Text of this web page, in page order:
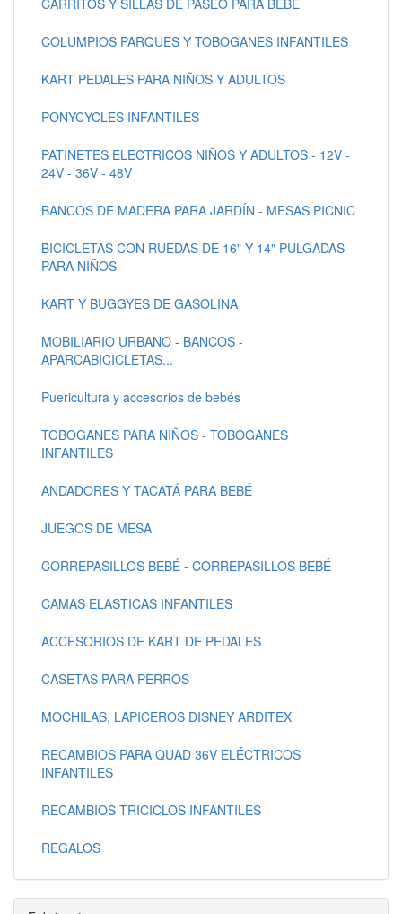
CARRITOS Y SILLAS DE PASEO PARA BEBÉ
COLUMPIOS PARQUES Y TOBOGANES INFANTILES
KART PEDALES PARA NIÑOS Y ADULTOS
PONYCYCLES INFANTILES
PATINETES ELECTRICOS NIÑOS Y ADULTOS - 12V -
24V - 36V - 48V
BANCOS DE MADERA PARA JARDÍN - MESAS PICNIC
BICICLETAS CON RUEDAS DE 16" Y 14" PULGADAS
PARA NIÑOS
KART Y BUGGYES DE GASOLINA
MOBILIARIO URBANO - BANCOS -
APARCABICICLETAS...
Puericultura y accesorios de bebés
TOBOGANES PARA NIÑOS - TOBOGANES
INFANTILES
ANDADORES Y TACATÁ PARA BEBÉ
JUEGOS DE MESA
CORREPASILLOS BEBÉ - CORREPASILLOS BEBÉ
CAMAS ELASTICAS INFANTILES
ACCESORIOS DE KART DE PEDALES
CASETAS PARA PERROS
MOCHILAS, LAPICEROS DISNEY ARDITEX
RECAMBIOS PARA QUAD 36V ELÉCTRICOS
INFANTILES
RECAMBIOS TRICICLOS INFANTILES
REGALOS